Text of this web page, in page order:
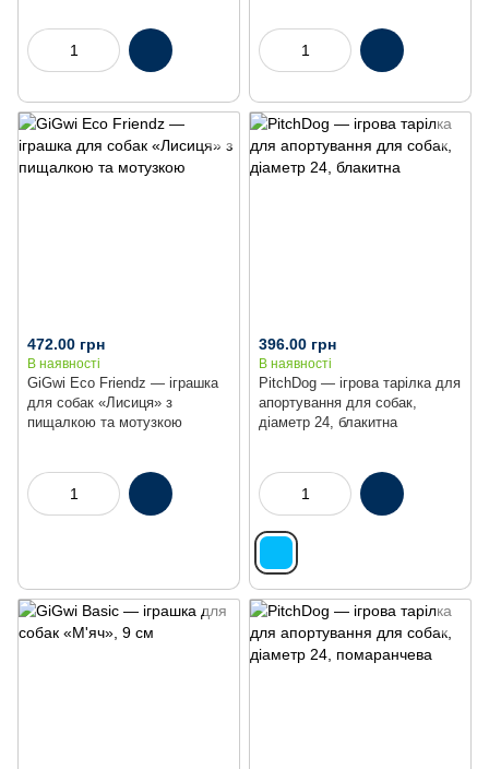
GiGwi Eco Friendz — іграшка
для собак «Лисиця» з
пищалкою та мотузкою
472.00 грн
В наявності
PitchDog — ігрова тарілка для
апортування для собак,
діаметр 24, блакитна
396.00 грн
В наявності